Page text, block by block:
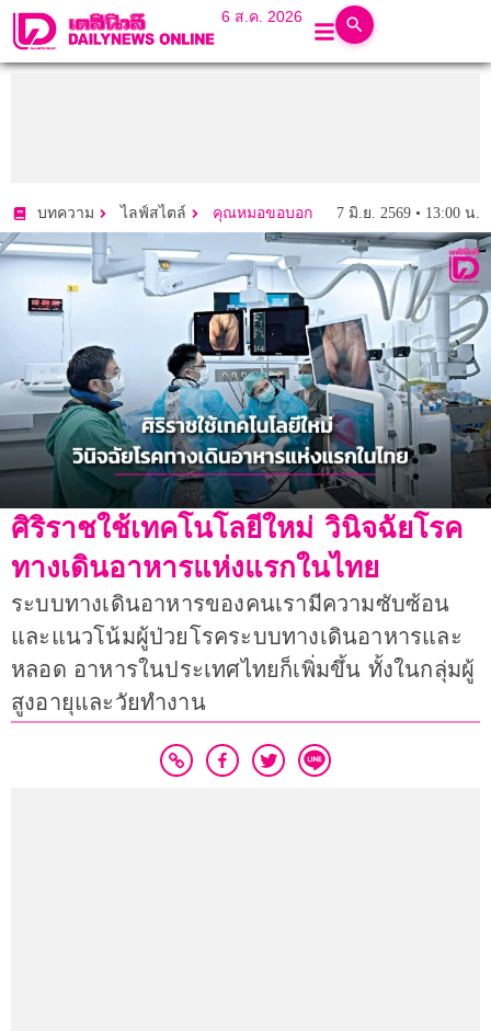
6 ส.ค. 2026
บทความ ไลฟ์สไตล์ คุณหมอขอบอก 7 มิ.ย. 2569 • 13:00 น.
ศิริราชใช้เทคโนโลยีใหม่ วินิจฉัยโรค
ทางเดินอาหารแห่งแรกในไทย
ระบบทางเดินอาหารของคนเรามีความซับซ้อน
และแนวโน้มผู้ป่วยโรคระบบทางเดินอาหารและ
หลอด อาหารในประเทศไทยก็เพิ่มขึ้น ทั้งในกลุ่มผู้
สูงอายุและวัยทำงาน